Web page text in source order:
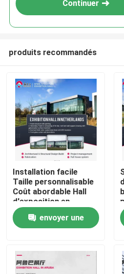
À la maison
Produits
À propos de nous
Visite de l'usine
Continuer
produits recommandés
Installation facile
Taille personnalisable
Coût abordable Hall
d'exposition en
structure d'acier
envoyer une